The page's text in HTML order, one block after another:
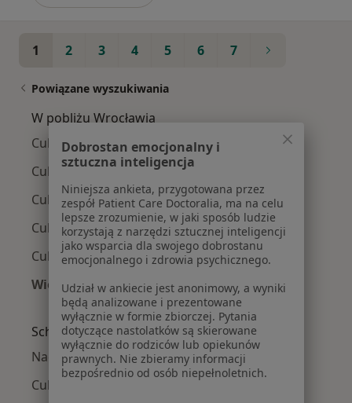
1 2 3 4 5 6 7
Powiązane wyszukiwania
W pobliżu Wrocławia
Cukrzyca typu 1 w Strzelinie
Cukrzyca typu 1 w Brzegu
Cukrzyca typu 1 w Trzebnicy
Cukrzyca typu 1 w Bielanach Wrocławskich
Cukrzyca typu 1 w Kobierzycach
Więcej (4)
Więcej w kategorii: W pobliżu Wrocławia
Schorzenia w Wrocławiu
Nadciśnienie tętnicze w Wrocławiu
Cukrzyca w Wrocławiu
Dobrostan emocjonalny i
sztuczna inteligencja
Niniejsza ankieta, przygotowana przez
zespół Patient Care Doctoralia, ma na celu
lepsze zrozumienie, w jaki sposób ludzie
korzystają z narzędzi sztucznej inteligencji
jako wsparcia dla swojego dobrostanu
emocjonalnego i zdrowia psychicznego.
Udział w ankiecie jest anonimowy, a wyniki
będą analizowane i prezentowane
wyłącznie w formie zbiorczej. Pytania
dotyczące nastolatków są skierowane
wyłącznie do rodziców lub opiekunów
prawnych. Nie zbieramy informacji
bezpośrednio od osób niepełnoletnich.